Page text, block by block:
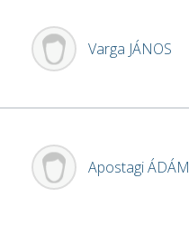
Varga JÁNOS
ApostagiÁDÁM